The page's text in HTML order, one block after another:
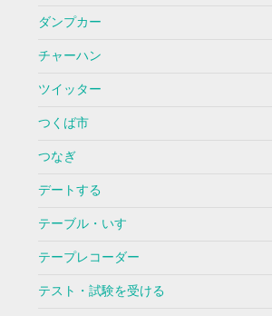
ダンプカー
チャーハン
ツイッター
つくば市
つなぎ
デートする
テーブル・いす
テープレコーダー
テスト・試験を受ける